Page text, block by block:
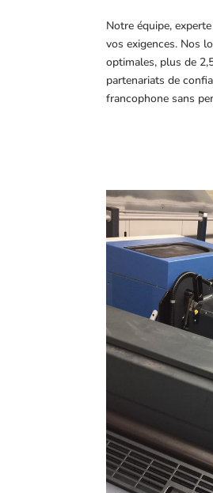
Notre équipe,
vos exigences. Nos
optimales, plus de
partenariats de
francophone sans